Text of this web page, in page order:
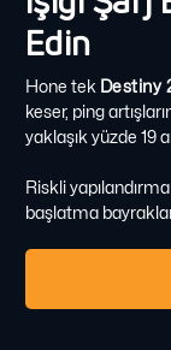
Edin
Hone tek Destiny
keser, ping
yaklaşık yüzde 19
Riskli
başlatma